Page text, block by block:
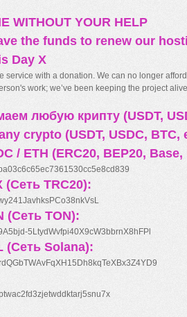
WITHOUT YOUR HELP
the funds to renew our
Day X
service with a donation. We can no longer
work; we’ve been keeping the project
любую крипту (USDT,
crypto (USDT, USDC, BTC,
/ ETH (ERC20, BEP20, Base,
(Сеть TRC20):
(Сеть TON):
5LtydWvfpi40X9cW3bbrnX8hFPl
(Сеть Solana):